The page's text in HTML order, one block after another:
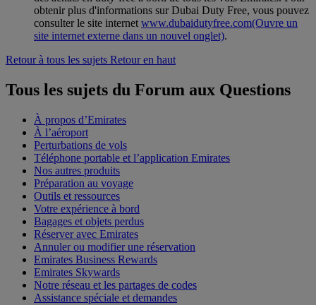
obtenir plus d'informations sur Dubai Duty Free, vous pouvez
consulter le site internetwww.dubaidutyfree.com(Ouvre un
site internet externe dans un nouvel onglet).
Retour à tous les sujets Retour en haut
Tous les sujets du Forum aux Questions
À propos d’Emirates
À l’aéroport
Perturbations de vols
Téléphone portable et l’application Emirates
Nos autres produits
Préparation au voyage
Outils et ressources
Votre expérience à bord
Bagages et objets perdus
Réserver avec Emirates
Annuler ou modifier une réservation
Emirates Business Rewards
Emirates Skywards
Notre réseau et les partages de codes
Assistance spéciale et demandes